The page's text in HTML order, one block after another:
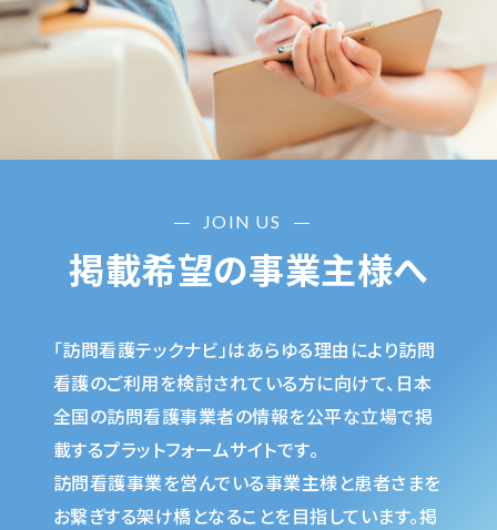
JOIN US
掲載希望の事業主様へ
「訪問看護テックナビ」はあらゆる理由により訪問
看護のご利用を検討されている方に向けて、日本
全国の訪問看護事業者の情報を公平な立場で掲
載するプラットフォームサイトです。
訪問看護事業を営んでいる事業主様と患者さまを
お繋ぎする架け橋となることを目指しています。掲